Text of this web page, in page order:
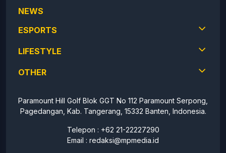
NEWS
ESPORTS
LIFESTYLE
OTHER
Paramount Hill Golf Blok GGT No 112 Paramount Serpong,
Pagedangan, Kab. Tangerang, 15332 Banten, Indonesia.
Telepon : +62 21-22227290
Email : redaksi@mpmedia.id